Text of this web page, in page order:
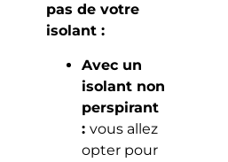
pas de votre
isolant :
Avec un
isolant non
perspirant
: vous allez
opter pour